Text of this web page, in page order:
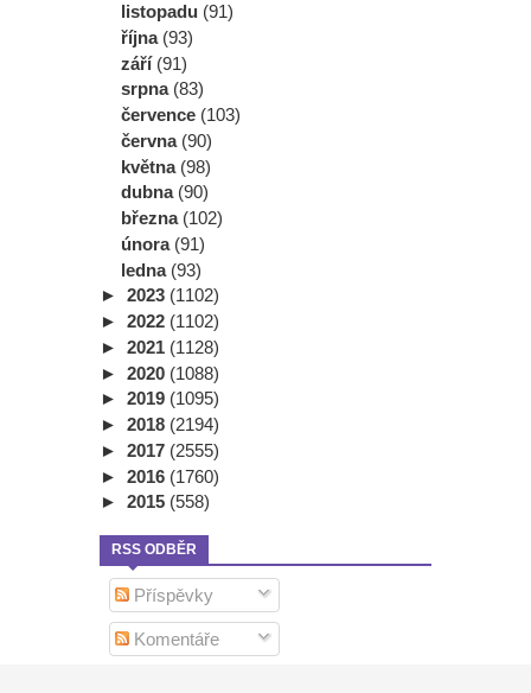
listopadu (91)
října (93)
září (91)
srpna (83)
července (103)
června (90)
května (98)
dubna (90)
března (102)
února (91)
ledna (93)
► 2023 (1102)
► 2022 (1102)
► 2021 (1128)
► 2020 (1088)
► 2019 (1095)
► 2018 (2194)
► 2017 (2555)
► 2016 (1760)
► 2015 (558)
RSS ODBĚR
Příspěvky
Komentáře